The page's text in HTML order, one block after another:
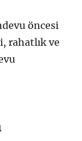
öncesi
rahatlık ve